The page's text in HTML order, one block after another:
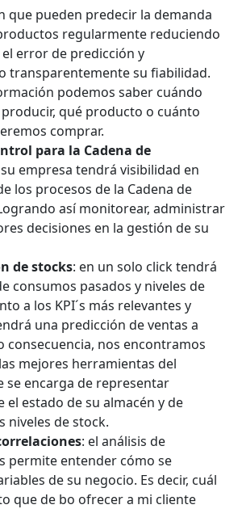
que pueden predecir la demanda
regularmente reduciendo
error de predicción y
transparentemente su fiabilidad.
podemos saber cuándo
qué producto o cuánto
comprar.
para la Cadena de
empresa tendrá visibilidad en
los procesos de la Cadena de
así monitorear, administrar
decisiones en la gestión de su
de stocks: en un solo click tendrá
consumos pasados y niveles de
a los KPI´s más relevantes y
una predicción de ventas a
consecuencia, nos encontramos
mejores herramientas del
se encarga de representar
el estado de su almacén y de
niveles de stock.
: el análisis de
permite entender cómo se
de su negocio. Es decir, cuál
que de bo ofrecer a mi cliente